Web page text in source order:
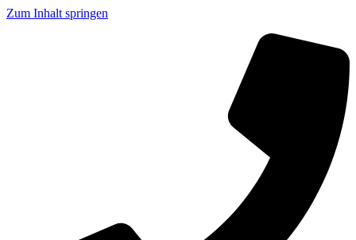
Zum Inhalt springen